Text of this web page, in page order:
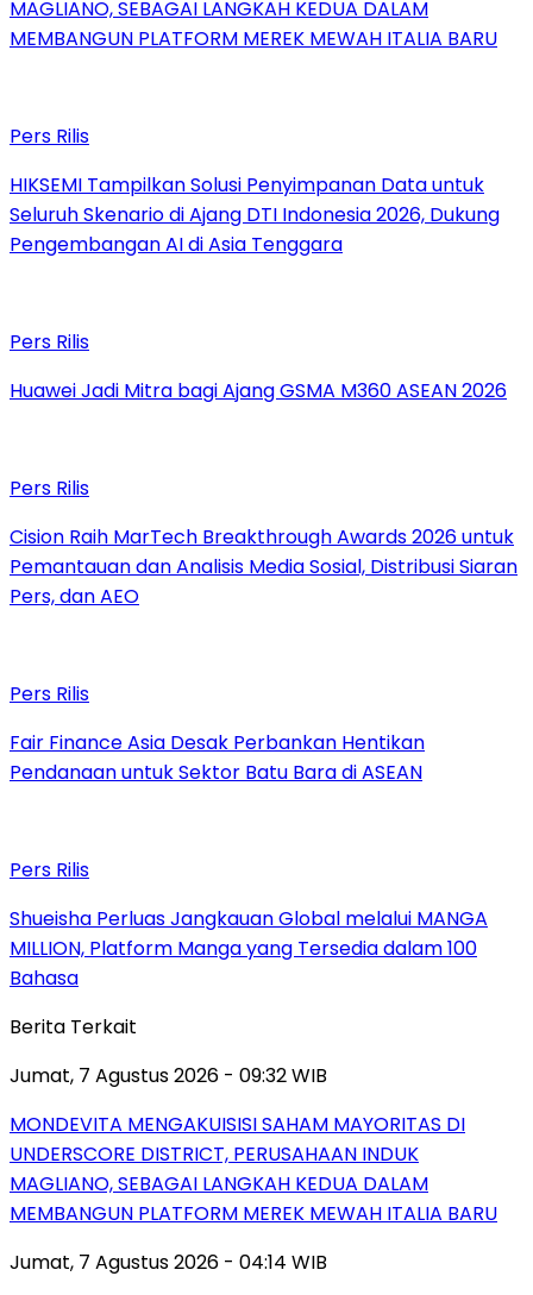
MAGLIANO, SEBAGAI LANGKAH KEDUA DALAM
MEMBANGUN PLATFORM MEREK MEWAH ITALIA BARU
Pers Rilis
HIKSEMI Tampilkan Solusi Penyimpanan Data untuk
Seluruh Skenario di Ajang DTI Indonesia 2026, Dukung
Pengembangan AI di Asia Tenggara
Pers Rilis
Huawei Jadi Mitra bagi Ajang GSMA M360 ASEAN 2026
Pers Rilis
Cision Raih MarTech Breakthrough Awards 2026 untuk
Pemantauan dan Analisis Media Sosial, Distribusi Siaran
Pers, dan AEO
Pers Rilis
Fair Finance Asia Desak Perbankan Hentikan
Pendanaan untuk Sektor Batu Bara di ASEAN
Pers Rilis
Shueisha Perluas Jangkauan Global melalui MANGA
MILLION, Platform Manga yang Tersedia dalam 100
Bahasa
Berita Terkait
Jumat, 7 Agustus 2026 - 09:32 WIB
MONDEVITA MENGAKUISISI SAHAM MAYORITAS DI
UNDERSCORE DISTRICT, PERUSAHAAN INDUK
MAGLIANO, SEBAGAI LANGKAH KEDUA DALAM
MEMBANGUN PLATFORM MEREK MEWAH ITALIA BARU
Jumat, 7 Agustus 2026 - 04:14 WIB